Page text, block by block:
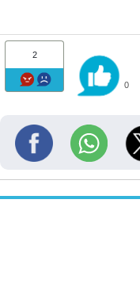
2
0